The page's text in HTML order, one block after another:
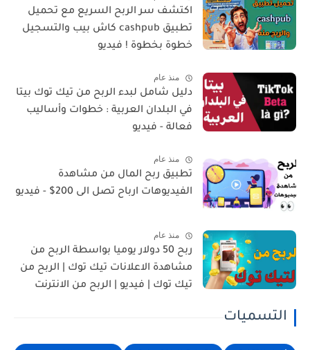
اكتشف سر الربح السريع مع تحميل
تطبيق cashpub كاش بيب والتسجيل
خطوة بخطوة ! فيديو
منذ عام
دليل شامل لبدء الربح من تيك توك بيتا
في البلدان العربية : خطوات وأساليب
فعالة - فيديو
منذ عام
تطبيق ربح المال من مشاهدة
الفيديوهات ارباح تصل الى 200$ - فيديو
منذ عام
ربح 50 دولار يوميا بواسطة الربح من
مشاهدة الاعلانات تيك توك | الربح من
تيك توك | فيديو | الربح من الانترنت
التسميات